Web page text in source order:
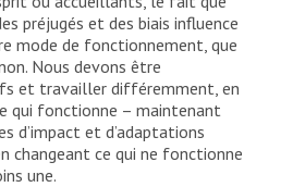
préjugés et des biais influence
mode de fonctionnement, que
Nous devons être
et travailler différemment, en
qui fonctionne – maintenant
d’impact et d’adaptations
changeant ce qui ne fonctionne
une.